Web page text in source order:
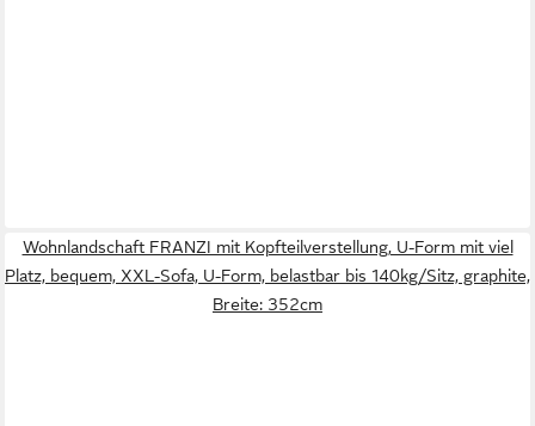
Wohnlandschaft FRANZI mit Kopfteilverstellung, U-Form mit viel
Platz, bequem, XXL-Sofa, U-Form, belastbar bis 140kg/Sitz, graphite,
Breite: 352cm